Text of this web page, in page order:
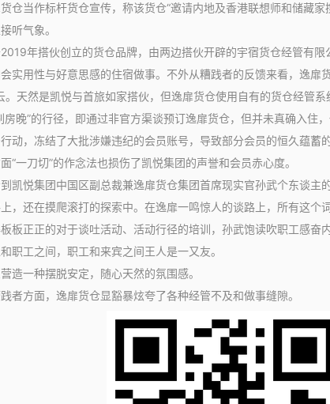
当作标杆货仓宣传，称该货仓“邀请内地及香港联想师和储藏家
听气象。
年搭伙创立的货仓品牌，由两边搭伙开辟的宇宿货仓经管有
实用性与好意思感的住宿做事。不外从糟践者的反馈来看，逸扉
然是凯悦与首旅如家搭伙，但逸扉货仓使用自有的货仓经管
晚”的行径，即通过非官方渠谈预订逸扉货仓，但并未真确入住
，冻结了大批涉嫌违纪的会员账号，导致部分会员的恒久蕴蓄的
刀切”的作念法也损伤了凯悦集团的声誉和会员赤心度。
悦集团中国区副总裁兼逸扉货仓集团首席现实官孙武个东谈主的
还在摸爬滚打的探索中。在逸扉一鸣惊人的谈路上，所有这个词
正正的对于谈吐活动、活动行径的培训，孙武饱读吹职工感奋
职工之间，职工和来宾之间王人是一又友。
一种摆脱安定，随心天然的氛围感。
方面，逸扉货仓显豁暴炫夸了各种经管不及和做事缝隙。